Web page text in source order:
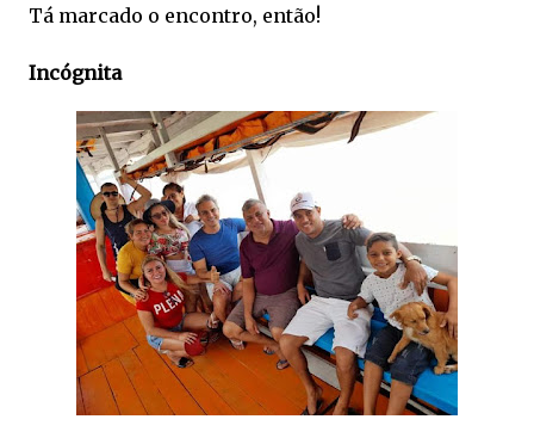
Tá marcado o encontro, então!
Incógnita